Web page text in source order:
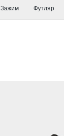
Зажим Футляр